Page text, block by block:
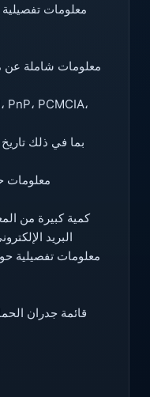
معلومات
معلومات شاملة عن
معلومات
كمية كبيرة من
البريد
معلومات تفصيلية
قائمة جدران